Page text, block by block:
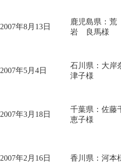
2007年8月13日
鹿児島県：荒
岩 良馬様
2007年5月4日
石川県：大岸
津子様
2007年3月18日
千葉県：佐藤
恵子様
2007年2月16日 香川県：河本